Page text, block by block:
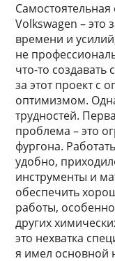
Volkswagen – это
времени и
не
что-то
за этот проект с
оптимизмом.
трудностей.
проблема – это
фургона.
удобно,
инструменты и
обеспечить
работы,
других
это нехватка
я имел основной